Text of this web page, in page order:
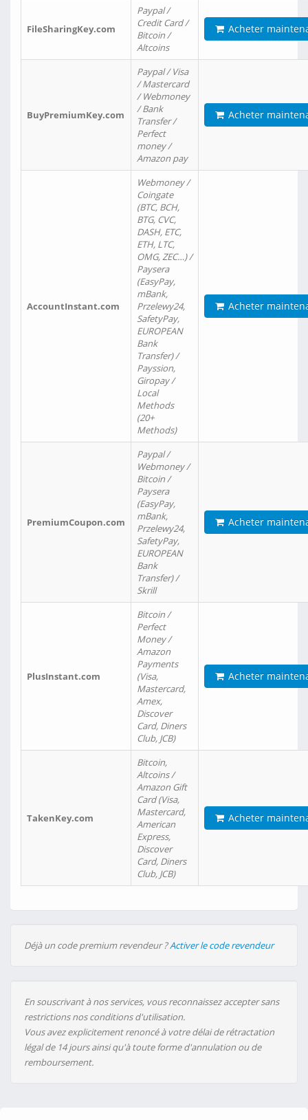
FileSharingKey.com
Paypal /
Credit Card /
Bitcoin /
Altcoins
Acheter
BuyPremiumKey.com
Paypal / Visa
/ Mastercard
/ Webmoney
/ Bank
Transfer /
Perfect
money /
Amazon pay
Acheter
AccountInstant.com
Webmoney /
Coingate
(BTC, BCH,
BTG, CVC,
DASH, ETC,
ETH, LTC,
OMG, ZEC…) /
Paysera
(EasyPay,
mBank,
Przelewy24,
SafetyPay,
EUROPEAN
Bank
Transfer) /
Payssion,
Giropay /
Local
Methods
(20+
Methods)
Acheter
PremiumCoupon.com
Paypal /
Webmoney /
Bitcoin /
Paysera
(EasyPay,
mBank,
Przelewy24,
SafetyPay,
EUROPEAN
Bank
Transfer) /
Skrill
Acheter
PlusInstant.com
Bitcoin /
Perfect
Money /
Amazon
Payments
(Visa,
Mastercard,
Amex,
Discover
Card, Diners
Club, JCB)
Acheter
TakenKey.com
Bitcoin,
Altcoins /
Amazon Gift
Card (Visa,
Mastercard,
American
Express,
Discover
Card, Diners
Club, JCB)
Acheter
Déjà un code premium revendeur ?Activer le code revendeur
En souscrivant à nos services, vous reconnaissez accepter sans
restrictions nos conditions d'utilisation.
Vous avez explicitement renoncé à votre délai de rétractation
légal de 14 jours ainsi qu'à toute forme d'annulation ou de
remboursement.